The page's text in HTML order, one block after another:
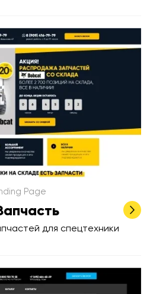
Page
для спецтехники